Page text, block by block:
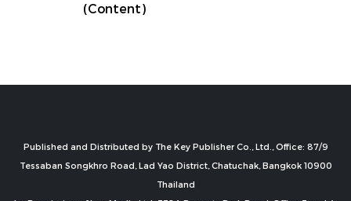
(Content)
Published and Distributed by The Key Publisher Co., Ltd., Office: 87/9
Tessaban Songkhro Road, Lad Yao District, Chatuchak, Bangkok 10900
Thailand